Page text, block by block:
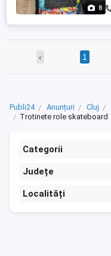
8
‹ 1
Publi24 Anunțuri Cluj
Trotinete role skateboard
Categorii
Județe
Localități